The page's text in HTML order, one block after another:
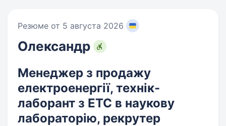
Резюме от 5 августа 2026
Олександр
Менеджер з продажу
електроенергії, технік-
лаборант з ЕТС в наукову
лабораторію, рекрутер